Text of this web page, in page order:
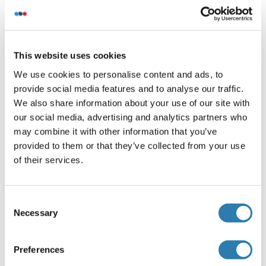
This website uses cookies
We use cookies to personalise content and ads, to
provide social media features and to analyse our traffic.
We also share information about your use of our site with
our social media, advertising and analytics partners who
may combine it with other information that you’ve
provided to them or that they’ve collected from your use
of their services.
Selection
Necessary
Preferences
Volume d'échantillon
Plaque
Pre-coated
Restrictions
For Research Use only
Stockage
4 °C/-20 °C
The Standard, Detection Reagent A, Detection Reagent B
and the 96-well strip plate should be stored at -20 °C upon